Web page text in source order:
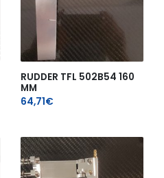
RUDDER TFL 502B54 160
MM
64,71€